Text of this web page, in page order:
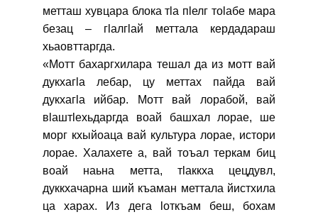
метташ хувцара блока тӏа пӏелг тоӏабе мара
безац – гӏалгӏай меттала кердадараш
хьаовттаргда.
«Мотт бахаргхилара тешал да из мотт вай
дукхагӏа лебар, цу меттах пайда вай
дукхагӏа ийбар. Мотт вай лорабой, вай
вӏаштӏехьдаргда воай башхал лорае, ше
морг кхыйоаца вай культура лорае, истори
лорае. Халахете а, вай тоъал теркам биц
воай наьна метта, тӏаккха цецдувл,
дуккхачарна ший къаман меттала йистхила
ца харах. Из дега ӏоткъам беш, бохам